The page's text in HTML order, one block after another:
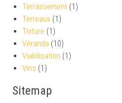
Terrassement (1)
Terreaux (1)
Toiture (1)
Véranda (10)
Viabilisation (1)
Vins (1)
Sitemap